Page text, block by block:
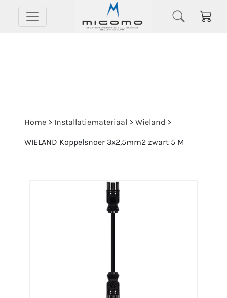
Home > Installatiemateriaal > Wieland >
WIELAND Koppelsnoer 3x2,5mm2 zwart 5 M